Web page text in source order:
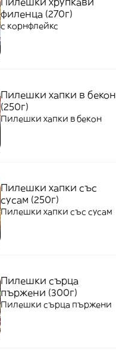
филенца (270г)
с корнфлейкс
Пилешки хапки в бекон
(250г)
Пилешки хапки в бекон
Пилешки хапки със
сусам (250г)
Пилешки хапки със сусам
Пилешки сърца
пържени (300г)
Пилешки сърца пържени